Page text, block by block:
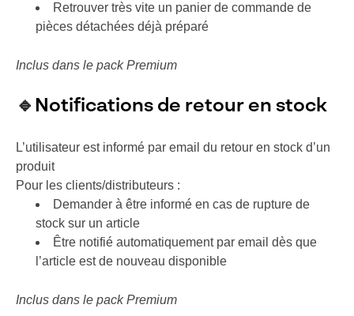
Retrouver très vite un panier de commande de
pièces détachées déjà préparé
Inclus dans le pack Premium
🔹 Notifications de retour en stock
L’utilisateur est informé par email du retour en stock d’un
produit
Pour les clients/distributeurs :
Demander à être informé en cas de rupture de
stock sur un article
Être notifié automatiquement par email dès que
l’article est de nouveau disponible
Inclus dans le pack Premium